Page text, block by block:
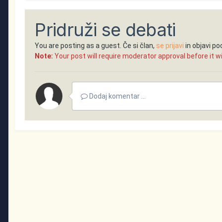
Pridruži se debati
You are posting as a guest. Če si član, se prijavi in objavi
Note: Your post will require moderator approval before it
Dodaj komentar ...